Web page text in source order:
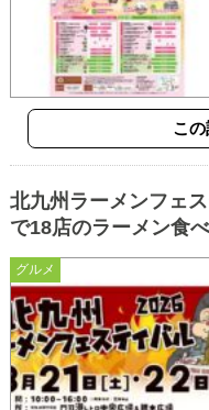
こ
グルメ
北九州ラーメンフェ
で18店のラーメン食